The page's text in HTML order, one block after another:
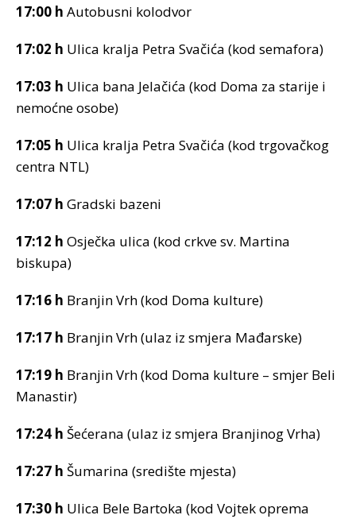
17:00 h Autobusni kolodvor
17:02 h Ulica kralja Petra Svačića (kod semafora)
17:03 h Ulica bana Jelačića (kod Doma za starije i
nemoćne osobe)
17:05 h Ulica kralja Petra Svačića (kod trgovačkog
centra NTL)
17:07 h Gradski bazeni
17:12 h Osječka ulica (kod crkve sv. Martina
biskupa)
17:16 h Branjin Vrh (kod Doma kulture)
17:17 h Branjin Vrh (ulaz iz smjera Mađarske)
17:19 h Branjin Vrh (kod Doma kulture – smjer Beli
Manastir)
17:24 h Šećerana (ulaz iz smjera Branjinog Vrha)
17:27 h Šumarina (središte mjesta)
17:30 h Ulica Bele Bartoka (kod Vojtek oprema